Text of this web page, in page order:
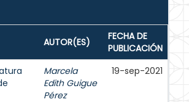
AUTOR(ES)
FECHA DE
PUBLICACIÓN
Marcela
Edith Guigue
Pérez
19-sep-2021